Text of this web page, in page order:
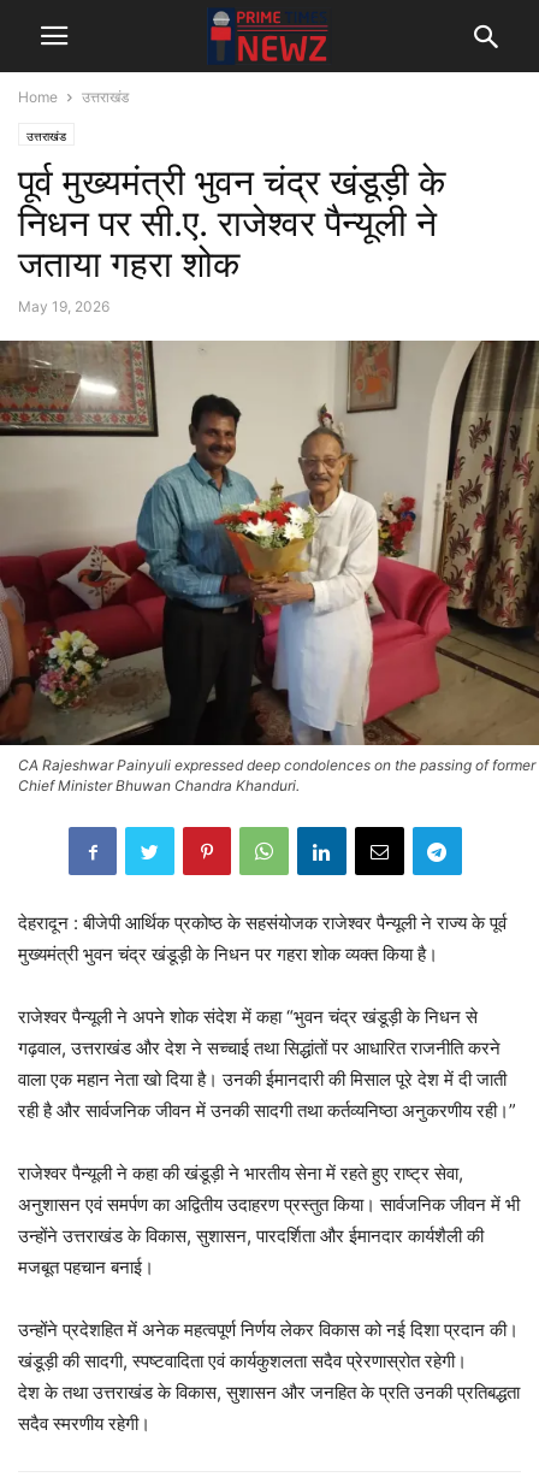
Home उत्तराखंड
उत्तराखंड
पूर्व मुख्यमंत्री भुवन चंद्र खंडूड़ी के
निधन पर सी.ए. राजेश्वर पैन्यूली ने
जताया गहरा शोक
May 19, 2026
CA Rajeshwar Painyuli expressed deep condolences on the passing of former
Chief Minister Bhuwan Chandra Khanduri.
देहरादून : बीजेपी आर्थिक प्रकोष्ठ के सहसंयोजक राजेश्वर पैन्यूली ने राज्य के पूर्व
मुख्यमंत्री भुवन चंद्र खंडूड़ी के निधन पर गहरा शोक व्यक्त किया है।
राजेश्वर पैन्यूली ने अपने शोक संदेश में कहा “भुवन चंद्र खंडूड़ी के निधन से
गढ़वाल, उत्तराखंड और देश ने सच्चाई तथा सिद्धांतों पर आधारित राजनीति करने
वाला एक महान नेता खो दिया है। उनकी ईमानदारी की मिसाल पूरे देश में दी जाती
रही है और सार्वजनिक जीवन में उनकी सादगी तथा कर्तव्यनिष्ठा अनुकरणीय रही।”
राजेश्वर पैन्यूली ने कहा की खंडूड़ी ने भारतीय सेना में रहते हुए राष्ट्र सेवा,
अनुशासन एवं समर्पण का अद्वितीय उदाहरण प्रस्तुत किया। सार्वजनिक जीवन में भी
उन्होंने उत्तराखंड के विकास, सुशासन, पारदर्शिता और ईमानदार कार्यशैली की
मजबूत पहचान बनाई।
उन्होंने प्रदेशहित में अनेक महत्वपूर्ण निर्णय लेकर विकास को नई दिशा प्रदान की।
खंडूड़ी की सादगी, स्पष्टवादिता एवं कार्यकुशलता सदैव प्रेरणास्रोत रहेगी।
देश के तथा उत्तराखंड के विकास, सुशासन और जनहित के प्रति उनकी प्रतिबद्धता
सदैव स्मरणीय रहेगी।